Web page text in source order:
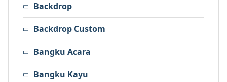
Backdrop
Backdrop Custom
Bangku Acara
Bangku Kayu